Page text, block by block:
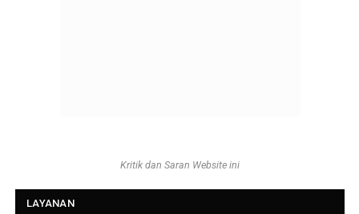
Kritik dan Saran Website ini
LAYANAN